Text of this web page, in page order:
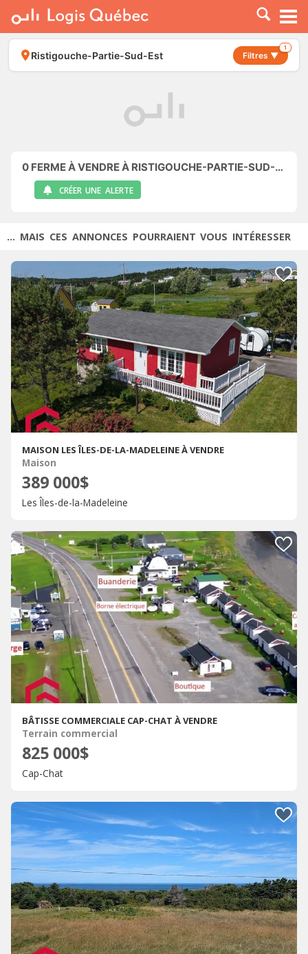
À LOUER
À VENDRE
PLACER UNE ANNONCE
Ristigouche-Partie-Sud-Est Filtres ▼
1
0 FERME À VENDRE À RISTIGOUCHE-PARTIE-SUD-EST
CRÉER UNE ALERTE
... MAIS CES ANNONCES POURRAIENT VOUS INTÉRESSER
MAISON LES ÎLES-DE-LA-MADELEINE À VENDRE
Maison
389 000$
Les Îles-de-la-Madeleine
BÂTISSE COMMERCIALE CAP-CHAT À VENDRE
Terrain commercial
825 000$
Cap-Chat